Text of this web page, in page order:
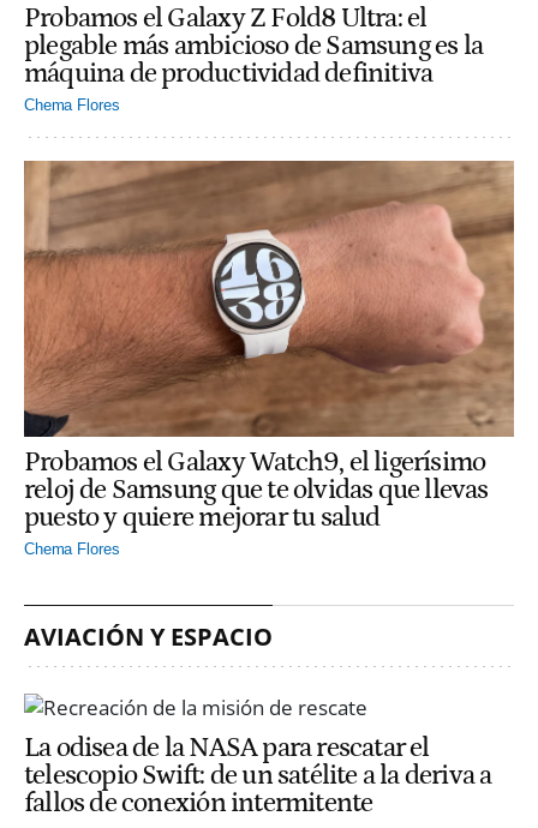
Probamos el Galaxy Z Fold8 Ultra: el
plegable más ambicioso de Samsung es la
máquina de productividad definitiva
Chema Flores
Probamos el Galaxy Watch9, el ligerísimo
reloj de Samsung que te olvidas que llevas
puesto y quiere mejorar tu salud
Chema Flores
AVIACIÓN Y ESPACIO
La odisea de la NASA para rescatar el
telescopio Swift: de un satélite a la deriva a
fallos de conexión intermitente